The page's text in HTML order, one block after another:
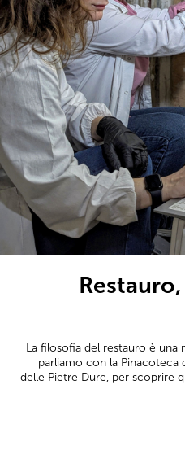
La filosofia del restauro è
parliamo con la Pinacoteca
delle Pietre Dure, per scoprire